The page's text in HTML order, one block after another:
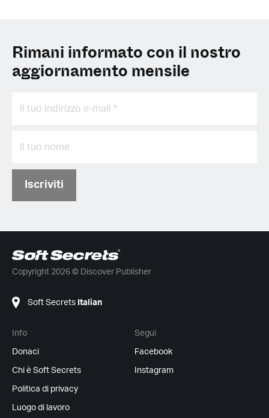
Rimani informato con il nostro
aggiornamento mensile
Iscriviti
Copyright 2026 © Discover Publisher
Soft Secrets Italian
Info
Donaci
Chi è Soft Secrets
Politica di privacy
Luogo di lavoro
Segui
Facebook
Instagram